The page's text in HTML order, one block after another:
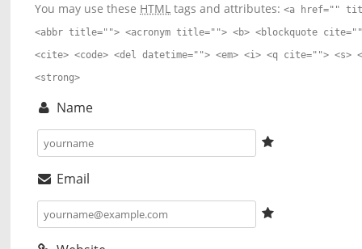
You may use these HTML tags and attributes:<a href=""
<abbr title=""> <acronym title=""> <b> <blockquote
<cite> <code> <del datetime=""> <em> <i> <q cite=""> <s>
<strong>
Name
Email